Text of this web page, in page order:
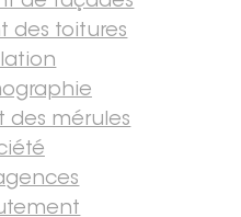
des toitures
des mérules